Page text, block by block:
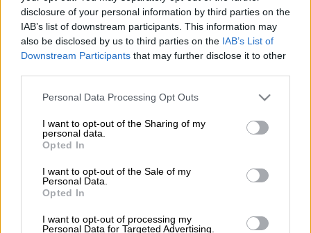
disclosure of your personal information by third parties on the
IAB’s list of downstream participants. This information may
also be disclosed by us to third parties on the IAB’s List of
Downstream Participants that may further disclose it to other
Please note that this website/app uses one or more Google
not limited to your visit or usage behaviour. You may click to
grant or deny consent to Google and its third-party tags to
use your data for below specified purposes in below Google
consent section.
Personal Data Processing Opt Outs
I want to opt-out of the Sharing of my
personal data.
Opted In
I want to opt-out of the Sale of my
Personal Data.
Opted In
I want to opt-out of processing my
Personal Data for Targeted Advertising.
29χρονη κόρη του.
Το περιστατικό συνέβη την Πέμπτη (6/11)
στο σπίτι της οικογένειας.
ΔΙΑΒΑΣΤΕ ΕΠΙΣΗΣ
Ελλάδα|07.11.2025 08:20
Άλλη μια μέρα με κίνηση: Στο
«κόκκινο» ο Κηφισός - Έως και 25
λεπτά οι καθυστερήσεις στην Αττική